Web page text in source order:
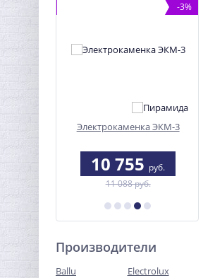
-3%
Электрокаменка ЭКМ-3
10 755 руб.
11 088 руб.
Производители
Ballu
Electrolux